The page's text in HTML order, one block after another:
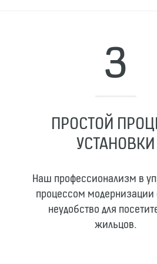
ПРОСТОЙ
УСТАНОВКИ
Наш профессионализм в
процессом
неудобство для
жильцов.